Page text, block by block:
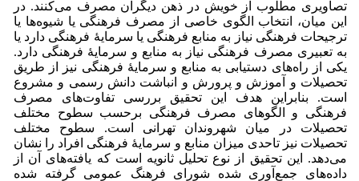
تصاویری مطلوب از خویش در ذهن دیگران مصرف می‌کنند. در
این میان، انتخاب الگوی خاصی از مصرف فرهنگی یا شیوه‌ها یا
ترجیحات فرهنگی نیاز به منابع فرهنگی یا سرمایۀ فرهنگی دارد یا
به تعبیری مصرف فرهنگی نیاز به منابع و سرمایۀ فرهنگی دارد.
یکی از راه‌های دستیابی به منابع و سرمایۀ فرهنگی نیز از طریق
تحصیلات و آموزش و پرورش و انباشت دانش رسمی و مشروع
است. بنابراین هدف این تحقیق بررسی تفاوت‌های مصرف
فرهنگی و الگوهای مصرف فرهنگی برحسب سطوح مختلف
تحصیلات در میان شهروندان تهرانی است. سطوح مختلف
تحصیلات نیز تاحدی میزان منابع و سرمایۀ فرهنگی افراد را نشان
می‌دهد. این تحقیق از نوع تحلیل ثانویه است که یافته‌های آن از
داده‌های جمع‌آوری شده شورای فرهنگ عمومی گرفته شده